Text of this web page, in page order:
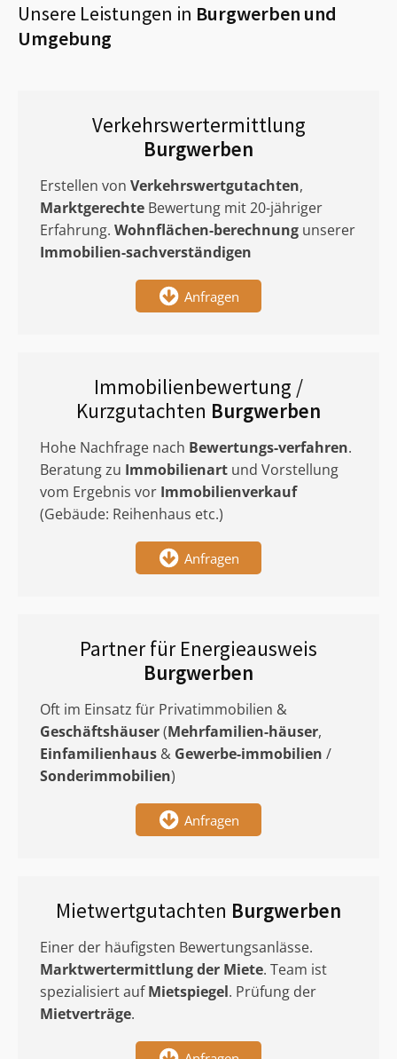
Unsere Leistungen in Burgwerben und
Umgebung
Verkehrswertermittlung
Burgwerben
Erstellen von Verkehrswertgutachten,
Marktgerechte Bewertung mit 20-jähriger
Erfahrung. Wohnflächen-berechnung unserer
Immobilien-sachverständigen
Anfragen
Immobilienbewertung /
Kurzgutachten Burgwerben
Hohe Nachfrage nach Bewertungs-verfahren.
Beratung zu Immobilienart und Vorstellung
vom Ergebnis vor Immobilienverkauf
(Gebäude: Reihenhaus etc.)
Anfragen
Partner für Energieausweis
Burgwerben
Oft im Einsatz für Privatimmobilien &
Geschäftshäuser(Mehrfamilien-häuser,
Einfamilienhaus & Gewerbe-immobilien /
Sonderimmobilien)
Anfragen
Mietwertgutachten Burgwerben
Einer der häufigsten Bewertungsanlässe.
Marktwertermittlungder Miete. Team ist
spezialisiert aufMietspiegel. Prüfung der
Mietverträge.